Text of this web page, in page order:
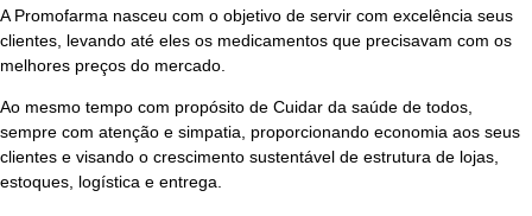
A Promofarma nasceu com o objetivo de servir com excelência seus
clientes, levando até eles os medicamentos que precisavam com os
melhores preços do mercado.
Ao mesmo tempo com propósito de Cuidar da saúde de todos,
sempre com atenção e simpatia, proporcionando economia aos seus
clientes e visando o crescimento sustentável de estrutura de lojas,
estoques, logística e entrega.